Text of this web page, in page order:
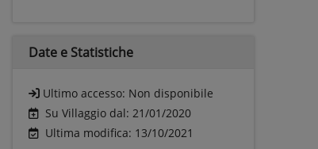
Date e Statistiche
Ultimo accesso: Non disponibile
Su Villaggio dal: 21/01/2020
Ultima modifica: 13/10/2021